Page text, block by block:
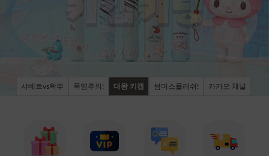
샤베트vs왁뿌 폭염주의! 대왕 키캡 썸머스플래쉬! 카카오 채널